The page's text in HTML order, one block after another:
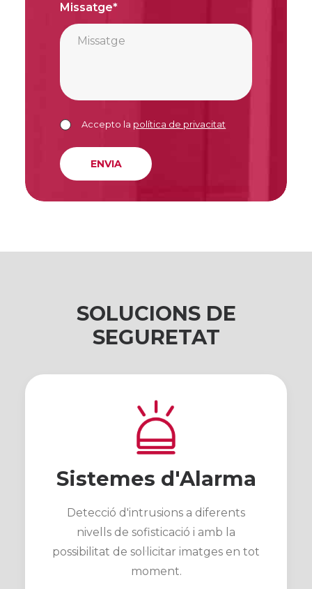
Missatge*
Accepto la política de privacitat
SOLUCIONS DE
SEGURETAT
Sistemes d'Alarma
Detecció d'intrusions a diferents
nivells de sofisticació i amb la
possibilitat de sol·licitar imatges en tot
moment.